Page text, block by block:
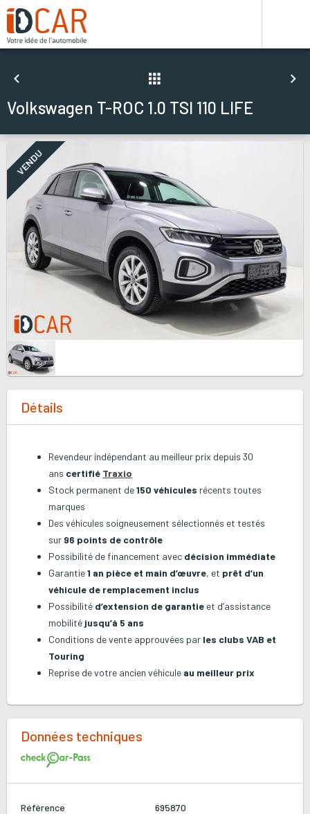
Volkswagen T-ROC 1.0 TSI 110 LIFE
VENDU
Détails
Revendeur indépendant au meilleur prix depuis 30
ans certifié Traxio
Stock permanent de150 véhicules récents toutes
marques
Des véhicules soigneusement sélectionnés et testés
sur 96 points de contrôle
Possibilité de financement avec décision immédiate
Garantie1 an pièce et main d’œuvre, et prêt d’un
véhicule de remplacement inclus
Possibilité d’extension de garantie et d’assistance
mobilité jusqu’à 5 ans
Conditions de vente approuvées par les clubs VAB et
Touring
Reprise de votre ancien véhicule au meilleur prix
Données techniques
Référence
695870